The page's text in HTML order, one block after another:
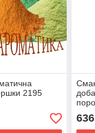
2195
636